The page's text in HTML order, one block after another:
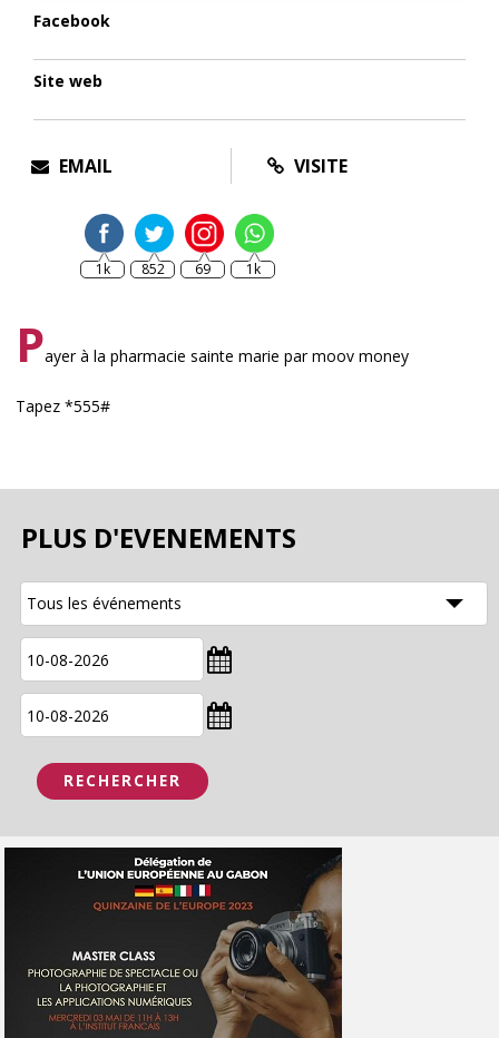
Facebook
Site web
EMAIL VISITE
1k 852 69 1k
Payer à la pharmacie sainte marie par moov money
Tapez *555#
PLUS D'EVENEMENTS